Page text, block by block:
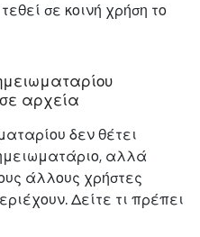
σε κοινή χρήση το
αρχεία
δεν θέτει
αλλά
άλλους χρήστες
Δείτε τι πρέπει